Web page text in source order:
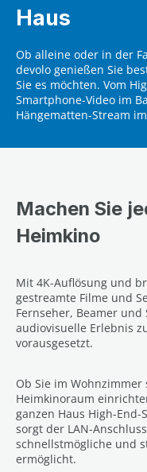
Haus
Ob alleine oder in der
devolo genießen Sie
Sie es möchten. Vom
Smartphone-Video im
Hängematten-Stream
Machen Sie
Heimkino
Mit 4K-Auflösung und
gestreamte Filme und
Fernseher, Beamer
audiovisuelle Erlebnis
vorausgesetzt.
Ob Sie im
Heimkinoraum
ganzen Haus High-
sorgt der LAN-
schnellstmögliche und
ermöglicht.